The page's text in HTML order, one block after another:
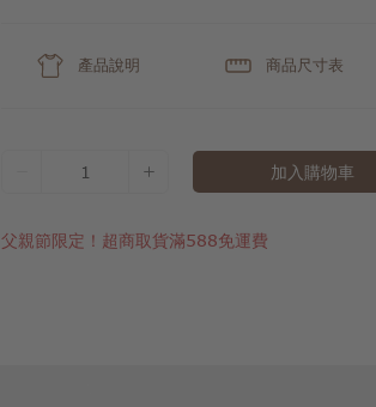
產品說明 商品尺寸表
1 加入購物車
父親節限定！超商取貨滿588免運費